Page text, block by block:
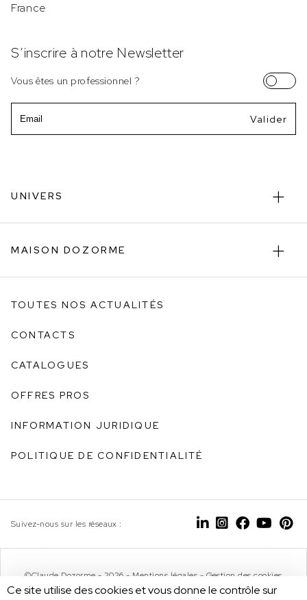
France
S’inscrire à notre Newsletter
Vous êtes un professionnel ?
UNIVERS
MAISON DOZORME
TOUTES NOS ACTUALITÉS
CONTACTS
CATALOGUES
OFFRES PROS
INFORMATION JURIDIQUE
POLITIQUE DE CONFIDENTIALITÉ
Suivez-nous sur les réseaux :
©Claude Dozorme - 2026 - Mentions légales - Gestion des cookies
Ce site utilise des cookies et vous donne le contrôle sur